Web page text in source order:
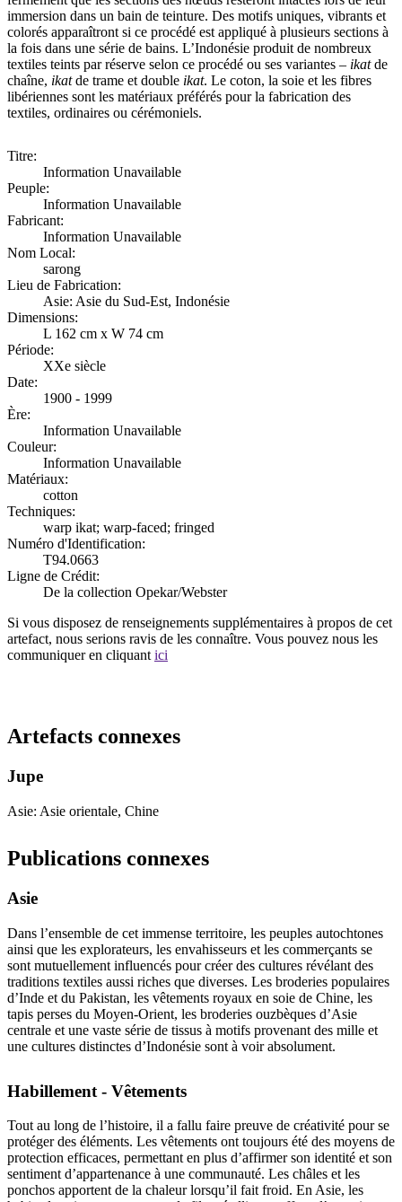
immersion dans un bain de teinture. Des motifs uniques, vibrants et
colorés apparaîtront si ce procédé est appliqué à plusieurs sections à
la fois dans une série de bains. L’Indonésie produit de nombreux
textiles teints par réserve selon ce procédé ou ses variantes – ikatde
chaîne, ikatde trame et double ikat. Le coton, la soie et les fibres
libériennes sont les matériaux préférés pour la fabrication des
textiles, ordinaires ou cérémoniels.
Titre:
Information Unavailable
Peuple:
Information Unavailable
Fabricant:
Information Unavailable
Nom Local:
sarong
Lieu de Fabrication:
Asie: Asie du Sud-Est, Indonésie
Dimensions:
L 162 cm x W 74 cm
Période:
XXe siècle
Date:
1900 - 1999
Ère:
Information Unavailable
Couleur:
Information Unavailable
Matériaux:
cotton
Techniques:
warp ikat; warp-faced; fringed
Numéro d'Identification:
T94.0663
Ligne de Crédit:
De la collection Opekar/Webster
Si vous disposez de renseignements supplémentaires à propos de cet
artefact, nous serions ravis de les connaître. Vous pouvez nous les
communiquer en cliquant ici
Artefacts connexes
Jupe
Asie: Asie orientale, Chine
Publications connexes
Asie
Dans l’ensemble de cet immense territoire, les peuples autochtones
ainsi que les explorateurs, les envahisseurs et les commerçants se
sont mutuellement influencés pour créer des cultures révélant des
traditions textiles aussi riches que diverses. Les broderies populaires
d’Inde et du Pakistan, les vêtements royaux en soie de Chine, les
tapis perses du Moyen-Orient, les broderies ouzbèques d’Asie
centrale et une vaste série de tissus à motifs provenant des mille et
une cultures distinctes d’Indonésie sont à voir absolument.
Habillement - Vêtements
Tout au long de l’histoire, il a fallu faire preuve de créativité pour se
protéger des éléments. Les vêtements ont toujours été des moyens de
protection efficaces, permettant en plus d’affirmer son identité et son
sentiment d’appartenance à une communauté. Les châles et les
ponchos apportent de la chaleur lorsqu’il fait froid. En Asie, les